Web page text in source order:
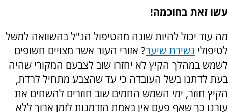
עשו זאת בחוכמה!
מה עוד יכול להיות שונה מהטיפול הנ"ל בהשוואה למשל
לטיפולי נשירת שיער? אזורי העור אשר מצויים חשופים
לשמש במהלך הקיץ לא יחזרו שוב לצבעם המקורי שהיה
בעת לדתנו בשל העובדה כי עד שהצבע מתחיל לרדת,
הקיץ חוזר, ימי השמש החמים שוב חוזרים להשחים את
עורנו כך שאף פעם אין באמת הזדמנות לזמן ארוך ללא